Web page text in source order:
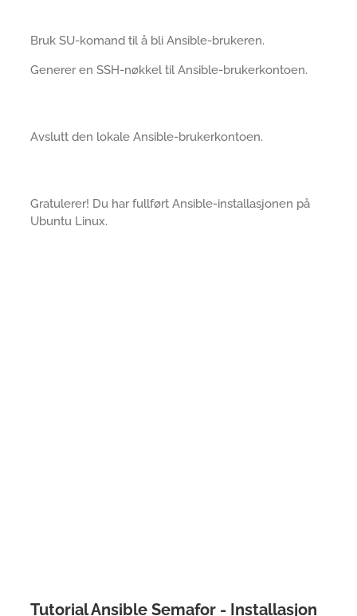
Bruk SU-komand til å bli Ansible-brukeren.
Generer en SSH-nøkkel til Ansible-brukerkontoen.
Avslutt den lokale Ansible-brukerkontoen.
Gratulerer! Du har fullført Ansible-installasjonen på
Ubuntu Linux.
Tutorial Ansible Semafor - Installasjon